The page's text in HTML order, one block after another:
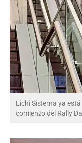
Lichi Sisterna ya
comienzo del Rally